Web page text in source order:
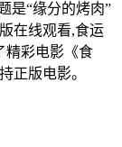
是“缘分的烤肉”
在线观看,食运
精彩电影《食
正版电影。